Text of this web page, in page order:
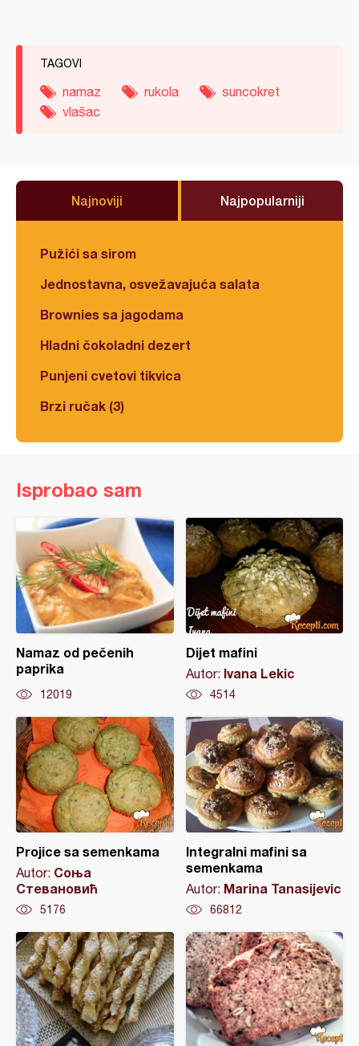
TAGOVI
namaz rukola
suncokret
vlašac
Najnoviji Najpopularniji
Pužići sa sirom
Jednostavna, osvežavajuća salata
Brownies sa jagodama
Hladni čokoladni dezert
Punjeni cvetovi tikvica
Brzi ručak (3)
Isprobao sam
Namaz od pečenih
paprika
12019
Dijet mafini
Autor: Ivana Lekic
4514
Projice sa semenkama
Autor: Соња
Стевановић
5176
Integralni mafini sa
semenkama
Autor: Marina Tanasijevic
66812